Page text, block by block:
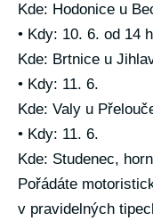
Kde: Hodonice u
• Kdy: 10. 6. od 14
Kde: Brtnice u
• Kdy: 11. 6.
Kde: Valy u
• Kdy: 11. 6.
Kde: Studenec,
Pořádáte
v pravidelných